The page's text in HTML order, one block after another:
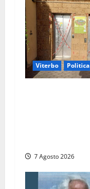
Viterbo Politica
7 Agosto 2026